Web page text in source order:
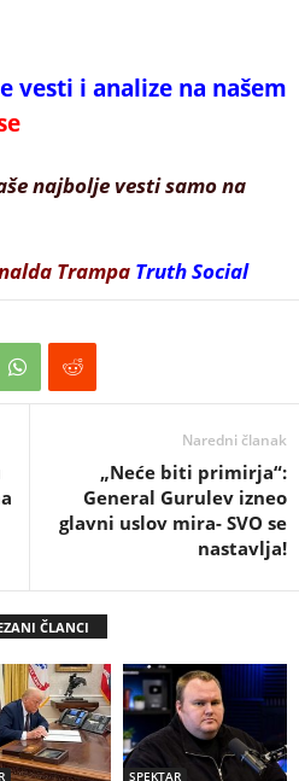
vesti i analize na našem
najbolje vesti samo na
Trampa Truth Social
Naredni članak
„Neće biti primirja“:
General Gurulev izneo
glavni uslov mira- SVO se
nastavlja!
ČLANCI
SPEKTAR